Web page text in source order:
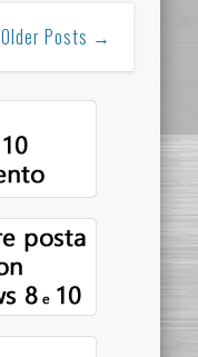
Older Posts →